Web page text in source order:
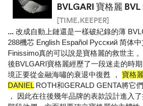
BVLGARI 寶格麗
[TIME.KEEPER]
... 改成自動上鏈還是一樣破紀錄的薄
288機芯 English Español Pусский 简体
Finissimo真的可以說是寶格麗的救世主
後BVLGARI寶格麗經歷了一段迷走的時
境正要從金融海嘯的衰退中復甦 ， 寶格
DANIELROTH和GERALD GENTA將它
， 因此在往後幾年品牌的表款設計進入